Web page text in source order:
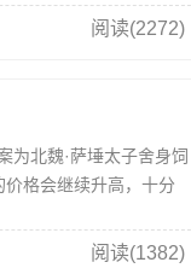
阅读(2272)
北魏·萨埵太子舍身饲
格会继续升高，十分
阅读(1382)